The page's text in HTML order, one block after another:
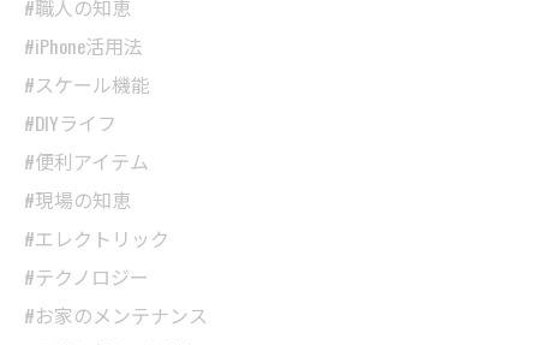
#職人の知恵
#iPhone活用法
#スケール機能
#DIYライフ
#便利アイテム
#現場の知恵
#エレクトリック
#テクノロジー
#お家のメンテナンス